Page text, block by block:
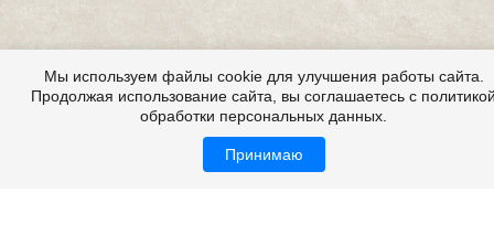
Мы используем файлы cookie для улучшения работы сайта.
Продолжая использование сайта, вы соглашаетесь с
обработки персональных данных.
Принимаю